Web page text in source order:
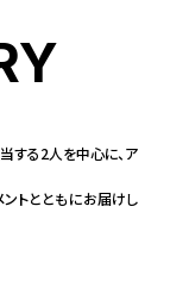
する2人を中心に、ア
トとともにお届けし